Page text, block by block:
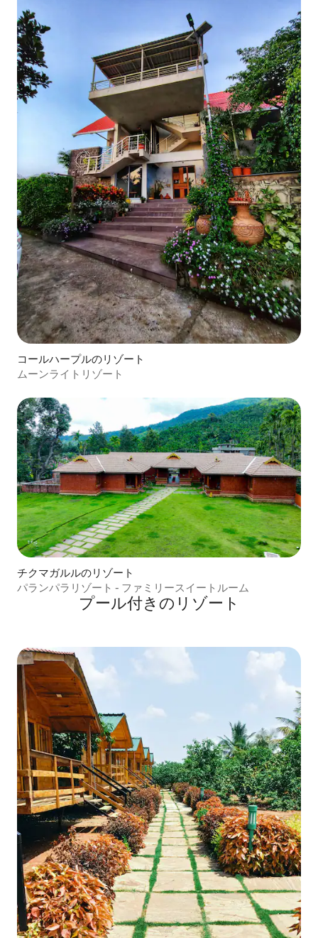
コールハープルのリゾート
ムーンライトリゾート
チクマガルルのリゾート
パランパラリゾート - ファミリースイートルーム
プール付きのリゾート